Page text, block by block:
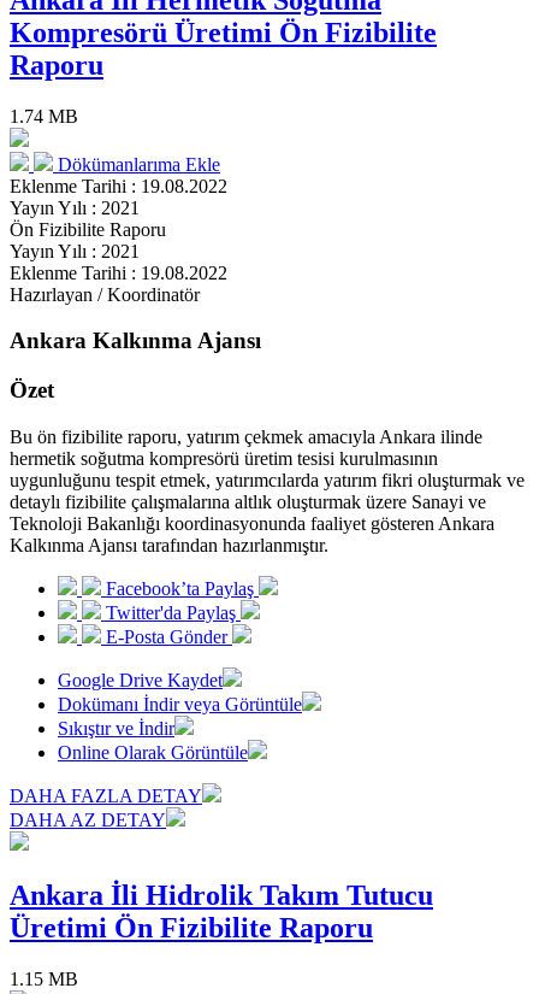
Kompresörü Üretimi Ön Fizibilite
Raporu
1.74 MB
Dökümanlarıma Ekle
Eklenme Tarihi : 19.08.2022
Yayın Yılı : 2021
Ön Fizibilite Raporu
Yayın Yılı : 2021
Eklenme Tarihi : 19.08.2022
Hazırlayan / Koordinatör
Ankara Kalkınma Ajansı
Özet
Bu ön fizibilite raporu, yatırım çekmek amacıyla Ankara ilinde
hermetik soğutma kompresörü üretim tesisi kurulmasının
uygunluğunu tespit etmek, yatırımcılarda yatırım fikri oluşturmak ve
detaylı fizibilite çalışmalarına altlık oluşturmak üzere Sanayi ve
Teknoloji Bakanlığı koordinasyonunda faaliyet gösteren Ankara
Kalkınma Ajansı tarafından hazırlanmıştır.
Facebook’ta Paylaş
Twitter'da Paylaş
E-Posta Gönder
Google Drive Kaydet
Dokümanı İndir veya Görüntüle
Sıkıştır ve İndir
Online Olarak Görüntüle
DAHA FAZLA DETAY
DAHA AZ DETAY
Ankara İli Hidrolik Takım Tutucu
Üretimi Ön Fizibilite Raporu
1.15 MB